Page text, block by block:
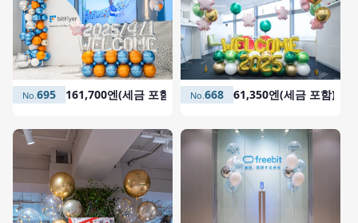
695 161,700엔(세금 포함) 668 61,350엔(세금 포함)